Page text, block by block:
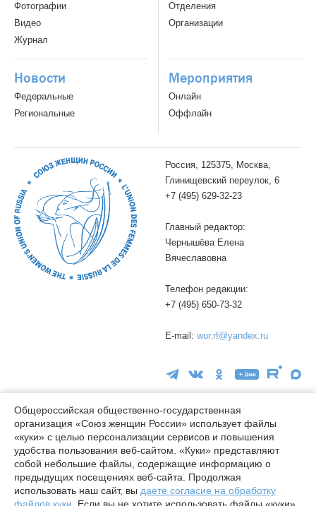
Фотографии
Видео
Журнал
Отделения
Организации
Новости
Федеральные
Региональные
Мероприятия
Онлайн
Оффлайн
Россия, 125375, Москва,
Глинищевский переулок, 6
+7 (495) 629-32-23
Главный редактор:
Чернышёва Елена
Вячеславовна
Телефон редакции:
+7 (495) 650-73-32
E-mail: wur.rf@yandex.ru
16+
© wuor.ru Использование материалов сайта разрешается только
при указании ссылки на источник
Правовая информация
Общероссийская общественно-государственная
организация «Союз женщин России» использует файлы
«куки» с целью персонализации сервисов и повышения
удобства пользования веб-сайтом. «Куки» представляют
собой небольшие файлы, содержащие информацию о
предыдущих посещениях веб-сайта. Продолжая
использовать наш сайт, вы даете согласие на обработку